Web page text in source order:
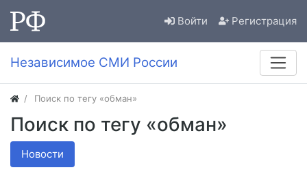
Войти Регистрация
Независимое СМИ России
Поиск по тегу «обман»
Поиск по тегу «обман»
Новости